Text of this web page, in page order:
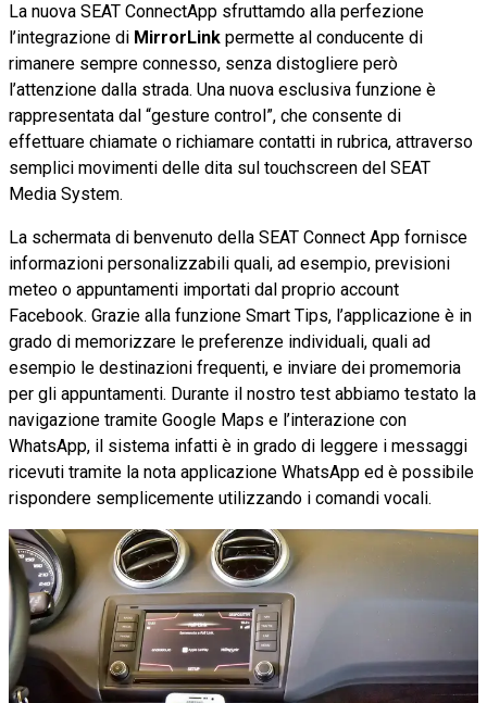
La nuova SEAT ConnectApp sfruttamdo alla perfezione
l’integrazione di MirrorLink permette al conducente di
rimanere sempre connesso, senza distogliere però
l’attenzione dalla strada. Una nuova esclusiva funzione è
rappresentata dal “gesture control”, che consente di
effettuare chiamate o richiamare contatti in rubrica, attraverso
semplici movimenti delle dita sul touchscreen del SEAT
Media System.
La schermata di benvenuto della SEAT Connect App fornisce
informazioni personalizzabili quali, ad esempio, previsioni
meteo o appuntamenti importati dal proprio account
Facebook. Grazie alla funzione Smart Tips, l’applicazione è in
grado di memorizzare le preferenze individuali, quali ad
esempio le destinazioni frequenti, e inviare dei promemoria
per gli appuntamenti. Durante il nostro test abbiamo testato la
navigazione tramite Google Maps e l’interazione con
WhatsApp, il sistema infatti è in grado di leggere i messaggi
ricevuti tramite la nota applicazione WhatsApp ed è possibile
rispondere semplicemente utilizzando i comandi vocali.